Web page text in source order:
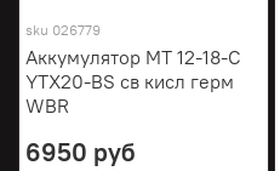
sku 026779
Аккумулятор МТ 12-18-С
YTX20-BS св кисл герм
WBR
6950 руб